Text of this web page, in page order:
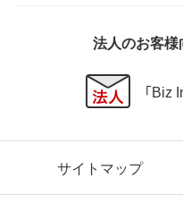
法人のお客
「Biz
サイトマップ